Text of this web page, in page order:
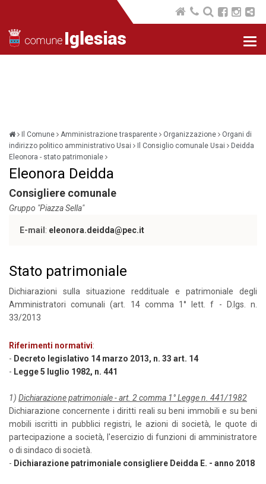
Il Comune Amministrazione trasparente Organizzazione
Organi di
indirizzo politico amministrativo Usai
Il Consiglio comunale Usai
Deidda
Eleonora - stato patrimoniale
Eleonora Deidda
Consigliere comunale
Gruppo "Piazza Sella"
E-mail : eleonora.deidda@pec.it
Stato patrimoniale
Dichiarazioni sulla situazione reddituale e patrimoniale degli
Amministratori comunali (art. 14 comma 1° lett. f - D.lgs. n.
33/2013
Riferimenti normativi:
- Decreto legislativo 14 marzo 2013, n. 33 art. 14
- Legge 5 luglio 1982, n. 441
1) Dichiarazione patrimoniale - art. 2 comma 1° Legge n. 441/1982
Dichiarazione concernente i diritti reali su beni immobili e su beni
mobili iscritti in pubblici registri, le azioni di società, le quote di
partecipazione a società, l'esercizio di funzioni di amministratore
o di sindaco di società.
- Dichiarazione patrimoniale consigliere Deidda E. - anno 2018